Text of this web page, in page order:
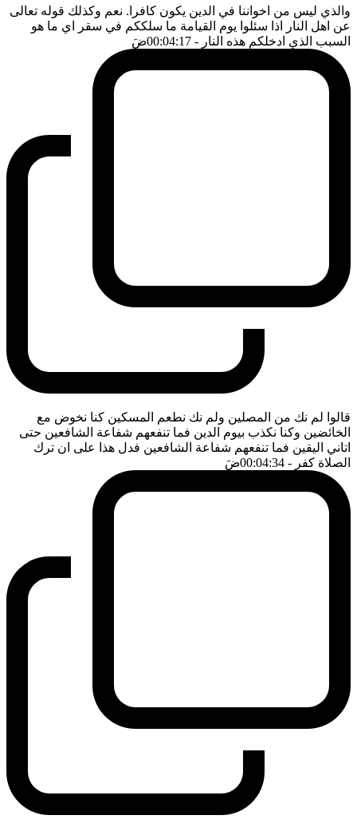
والذي ليس من اخواننا في الدين يكون كافرا. نعم وكذلك قوله تعالى
عن اهل النار اذا سئلوا يوم القيامة ما سلككم في سقر اي ما هو
السبب الذي ادخلكم هذه النار - 00:04:17 ضَ
قالوا لم نك من المصلين ولم نك نطعم المسكين كنا نخوض مع
الخائضين وكنا نكذب بيوم الدين فما تنفعهم شفاعة الشافعين حتى
اتاني اليقين فما تنفعهم شفاعة الشافعين فدل هذا على ان ترك
الصلاة كفر - 00:04:34 ضَ